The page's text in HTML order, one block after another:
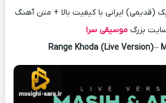
ایرانی با کیفیت بالا + متن آهنگ
بزرگ موسیقی سرا
Range Khoda (Live Version)–